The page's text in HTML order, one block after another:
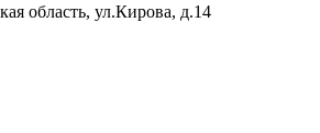
область, ул.Кирова, д.14